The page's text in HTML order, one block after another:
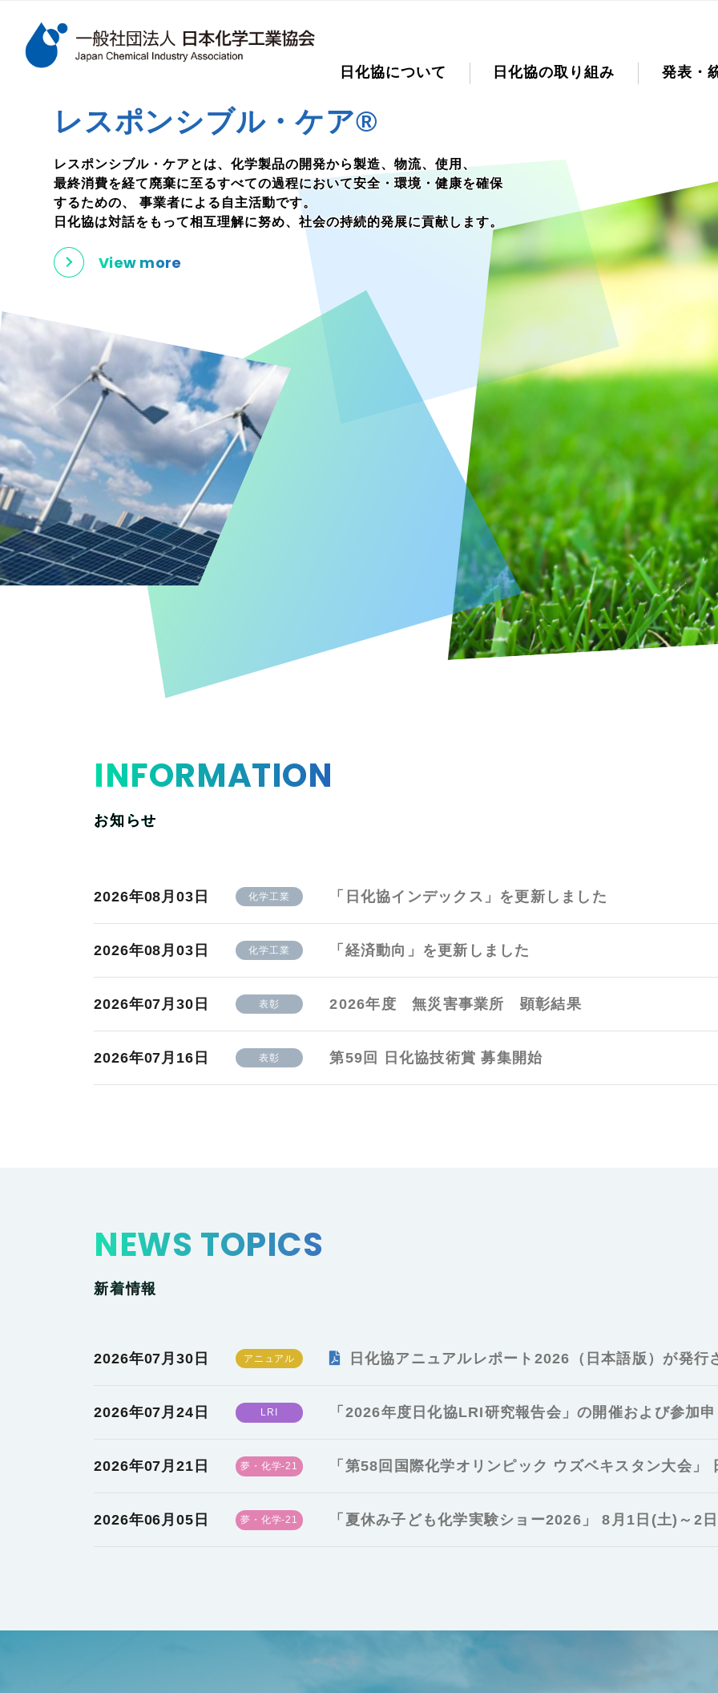
メインコンテンツに移動
検索キーワード
日化協について 日化協の取り組み 発表・
レスポンシブル・ケア®
レスポンシブル・ケアとは、化学製品の開発から製造、物流、使用、
最終消費を経て廃棄に至るすべての過程において安全・環境・健康を確保
するための、事業者による自主活動です。
日化協は対話をもって相互理解に努め、社会の持続的発展に貢献します。
View more
INFORMATION
お知らせ
2026年08月03日 化学工業 「日化協インデックス」を更新しました
2026年08月03日 化学工業 「経済動向」を更新しました
2026年07月30日 表彰 2026年度 無災害事業所 顕彰結果
2026年07月16日 表彰 第59回 日化協技術賞 募集開始
NEWS TOPICS
新着情報
2026年07月30日 日化協アニュアルレポート2026（日本語版）が発行
2026年07月24日 LRI 「2026年度日化協LRI研究報告会」の開催および参加
2026年07月21日 夢・化学-21 「第58回国際化学オリンピック ウズベキスタン大会」
2026年06月05日 夢・化学-21 「夏休み子ども化学実験ショー2026」 8月1日(土)～2